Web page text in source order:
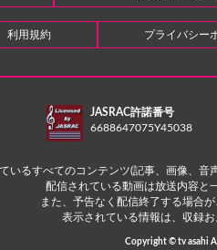
利用規約 プライバシー
JASRAC許諾番号
6688647075Y45038
いるすべてのコンテンツ(記事、画像、音
配信されている動画は放送内容と
また、予告なく配信終了する場合
表示されている情報は、収録お
Copyright © tv asahi